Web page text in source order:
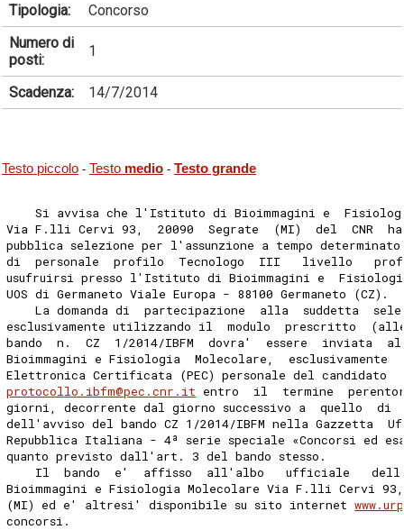
Tipologia:
Concorso
Numero di
posti:
1
Scadenza: 14/7/2014
Testo piccolo - Testo medio - Testo grande
Si avvisa che l'Istituto di Bioimmagini e
Via F.lli Cervi 93,  20090  Segrate  (MI)  del  CNR
pubblica selezione per l'assunzione a tempo
di  personale  profilo  Tecnologo  III   livello
usufruirsi presso l'Istituto di Bioimmagini e
UOS di Germaneto Viale Europa - 88100 Germaneto (CZ).
La domanda di  partecipazione  alla  suddetta
esclusivamente utilizzando il  modulo  prescritto
bando  n.  CZ  1/2014/IBFM  dovra'  essere  inviata
Bioimmagini e Fisiologia  Molecolare,  esclusivamente
Elettronica Certificata (PEC) personale del
protocollo.ibfm@pec.cnr.it entro  il  termine
giorni, decorrente dal giorno successivo a  quello  di
dell'avviso del bando CZ 1/2014/IBFM nella Gazzetta
Repubblica Italiana - 4ª serie speciale «Concorsi ed
quanto previsto dall'art. 3 del bando stesso.
Il  bando  e'  affisso  all'albo   ufficiale
Bioimmagini e Fisiologia Molecolare Via F.lli Cervi 93,
(MI) ed e' altresi' disponibile su sito internet
concorsi.